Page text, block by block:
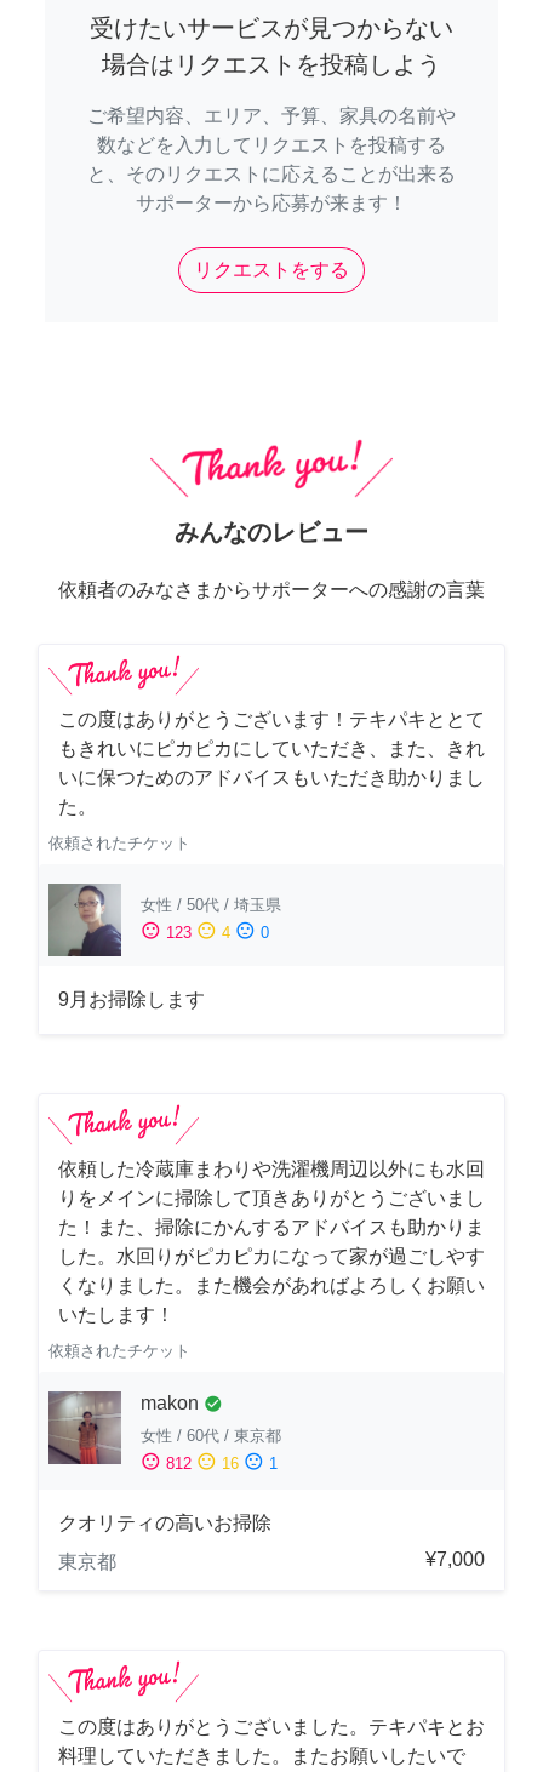
受けたいサービスが見つからない
場合はリクエストを投稿しよう
ご希望内容、エリア、予算、家具の名前や
数などを入力してリクエストを投稿する
と、そのリクエストに応えることが出来る
サポーターから応募が来ます！
リクエストをする
みんなのレビュー
依頼者のみなさまからサポーターへの感謝の言葉
この度はありがとうございます！テキパキととて
もきれいにピカピカにしていただき、また、きれ
いに保つためのアドバイスもいただき助かりまし
た。
依頼されたチケット
女性 / 50代 / 埼玉県
sentiment_satisfied 123 sentiment_neutral 4 sentiment_dissatisfied 0
9月お掃除します
依頼した冷蔵庫まわりや洗濯機周辺以外にも水回
りをメインに掃除して頂きありがとうございまし
た！また、掃除にかんするアドバイスも助かりま
した。水回りがピカピカになって家が過ごしやす
くなりました。また機会があればよろしくお願い
いたします！
依頼されたチケット
makon check_circle
女性 / 60代 / 東京都
sentiment_satisfied 812 sentiment_neutral 16 sentiment_dissatisfied 1
クオリティの高いお掃除
東京都
¥7,000
この度はありがとうございました。テキパキとお
料理していただきました。またお願いしたいで